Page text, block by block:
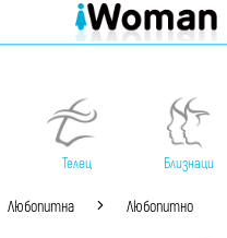
Телец Близнаци
Любопитна Любопитно